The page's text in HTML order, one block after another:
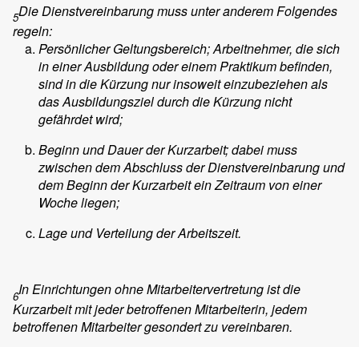
5Die Dienstvereinbarung muss unter anderem Folgendes
regeln:
Persönlicher Geltungsbereich; Arbeitnehmer, die sich
in einer Ausbildung oder einem Praktikum befinden,
sind in die Kürzung nur insoweit einzubeziehen als
das Ausbildungsziel durch die Kürzung nicht
gefährdet wird;
Beginn und Dauer der Kurzarbeit; dabei muss
zwischen dem Abschluss der Dienstvereinbarung und
dem Beginn der Kurzarbeit ein Zeitraum von einer
Woche liegen;
Lage und Verteilung der Arbeitszeit.
6In Einrichtungen ohne Mitarbeitervertretung ist die
Kurzarbeit mit jeder betroffenen Mitarbeiterin, jedem
betroffenen Mitarbeiter gesondert zu vereinbaren.